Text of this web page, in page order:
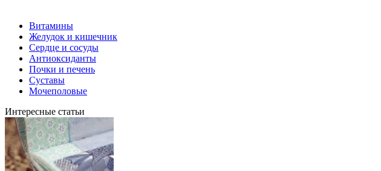
Витамины
Желудок и кишечник
Сердце и сосуды
Антиоксиданты
Почки и печень
Суставы
Мочеполовые
Интересные статьи